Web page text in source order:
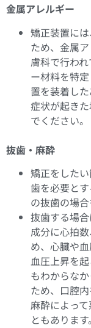
金属アレルギー
矯正装置に
ため、金属
膚科で行わ
ー材料を特
置を装着し
症状が起き
でください。
抜歯・麻酔
矯正をした
歯を必要と
の抜歯の場合
抜歯する場合
成分に心拍
め、心臓や
血圧上昇を
もわからな
ため、口腔
麻酔によっ
ともあります。